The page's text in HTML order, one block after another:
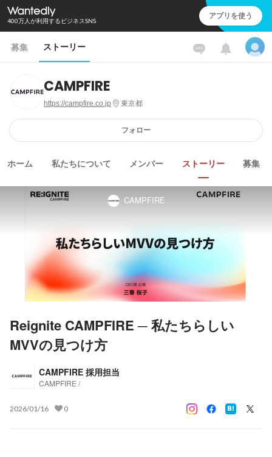
400万人が利用するビジネスSNS アプリを使う
募集 ストーリー
CAMPFIRE
https://campfire.co.jp 東京都
フォロー
ホーム 私たちについて メンバー ストーリー 募集
CAMPFIRE
Reignite CAMPFIRE ─ 私たちらしい
MVVの見つけ方
CAMPFIRE 採用担当
CAMPFIRE /
2026/01/16 0